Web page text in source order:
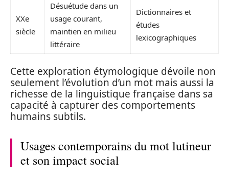
XXe
siècle
Désuétude dans un
usage courant,
maintien en milieu
littéraire
Dictionnaires et
études
lexicographiques
Cette exploration étymologique dévoile non
seulement l’évolution d’un mot mais aussi la
richesse de la linguistique française dans sa
capacité à capturer des comportements
humains subtils.
Usages contemporains du mot lutineur
et son impact social